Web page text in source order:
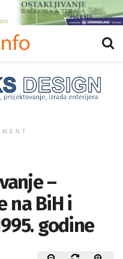
–
na BiH i
godine